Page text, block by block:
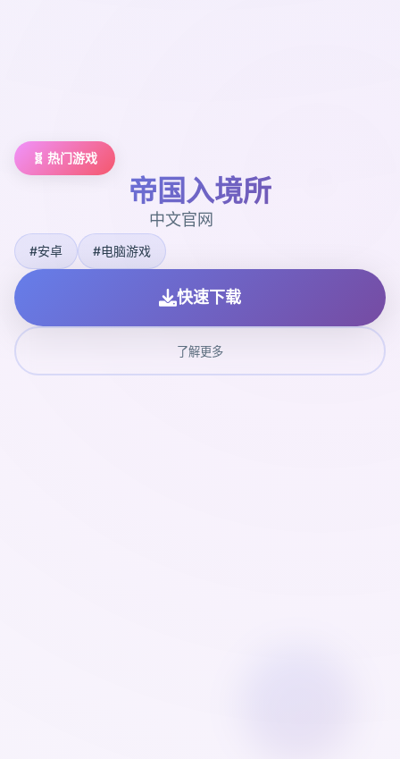
🧬 热门游戏
帝国入境所
中文官网
#安卓 #电脑游戏
快速下载
了解更多